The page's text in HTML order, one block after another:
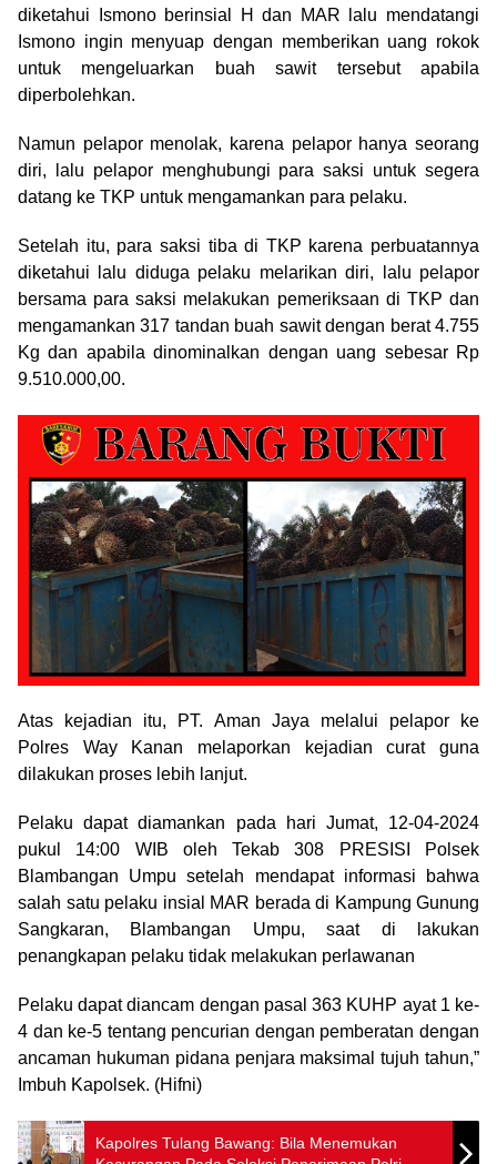
diketahui Ismono berinsial H dan MAR lalu mendatangi
Ismono ingin menyuap dengan memberikan uang rokok
untuk mengeluarkan buah sawit tersebut apabila
diperbolehkan.
Namun pelapor menolak, karena pelapor hanya seorang
diri, lalu pelapor menghubungi para saksi untuk segera
datang ke TKP untuk mengamankan para pelaku.
Setelah itu, para saksi tiba di TKP karena perbuatannya
diketahui lalu diduga pelaku melarikan diri, lalu pelapor
bersama para saksi melakukan pemeriksaan di TKP dan
mengamankan 317 tandan buah sawit dengan berat 4.755
Kg dan apabila dinominalkan dengan uang sebesar Rp
9.510.000,00.
Atas kejadian itu, PT. Aman Jaya melalui pelapor ke
Polres Way Kanan melaporkan kejadian curat guna
dilakukan proses lebih lanjut.
Pelaku dapat diamankan pada hari Jumat, 12-04-2024
pukul 14:00 WIB oleh Tekab 308 PRESISI Polsek
Blambangan Umpu setelah mendapat informasi bahwa
salah satu pelaku insial MAR berada di Kampung Gunung
Sangkaran, Blambangan Umpu, saat di lakukan
penangkapan pelaku tidak melakukan perlawanan
Pelaku dapat diancam dengan pasal 363 KUHP ayat 1 ke-
4 dan ke-5 tentang pencurian dengan pemberatan dengan
ancaman hukuman pidana penjara maksimal tujuh tahun,”
Imbuh Kapolsek. (Hifni)
Kapolres Tulang Bawang: Bila Menemukan